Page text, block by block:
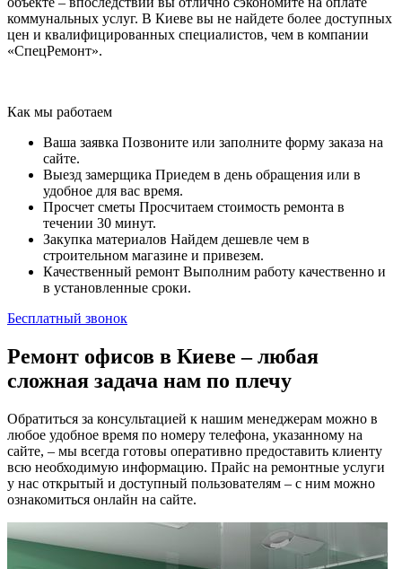
коммунальных услуг. В Киеве вы не найдете более доступных
цен и квалифицированных специалистов, чем в компании
«СпецРемонт».
Как мы работаем
Ваша заявка Позвоните или заполните форму заказа на
сайте.
Выезд замерщика Приедем в день обращения или в
удобное для вас время.
Просчет сметы Просчитаем стоимость ремонта в
течении 30 минут.
Закупка материалов Найдем дешевле чем в
строительном магазине и привезем.
Качественный ремонт Выполним работу качественно и
в установленные сроки.
Бесплатный звонок
Ремонт офисов в Киеве – любая
сложная задача нам по плечу
Обратиться за консультацией к нашим менеджерам можно в
любое удобное время по номеру телефона, указанному на
сайте, – мы всегда готовы оперативно предоставить клиенту
всю необходимую информацию. Прайс на ремонтные услуги
у нас открытый и доступный пользователям – с ним можно
ознакомиться онлайн на сайте.